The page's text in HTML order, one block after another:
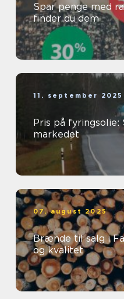
Spar penge med
finder du dem
11. september 2025
Pris på fyringsolie:
markedet
07. august 2025
Brænde til salg i
og kvalitet